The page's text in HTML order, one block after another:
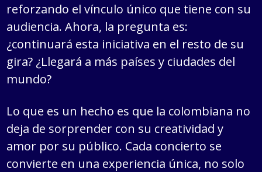
reforzando el vínculo único que tiene con su
audiencia. Ahora, la pregunta es:
¿continuará esta iniciativa en el resto de su
gira? ¿Llegará a más países y ciudades del
mundo?
Lo que es un hecho es que la colombiana no
deja de sorprender con su creatividad y
amor por su público. Cada concierto se
convierte en una experiencia única, no solo